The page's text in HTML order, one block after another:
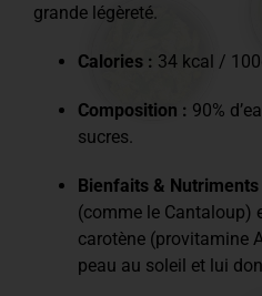
grande légèreté.
Calories : 34 kcal /
Composition : 90%
sucres.
Bienfaits & Nutriments
(comme le Cantaloup)
carotène (provitamine
peau au soleil et lui